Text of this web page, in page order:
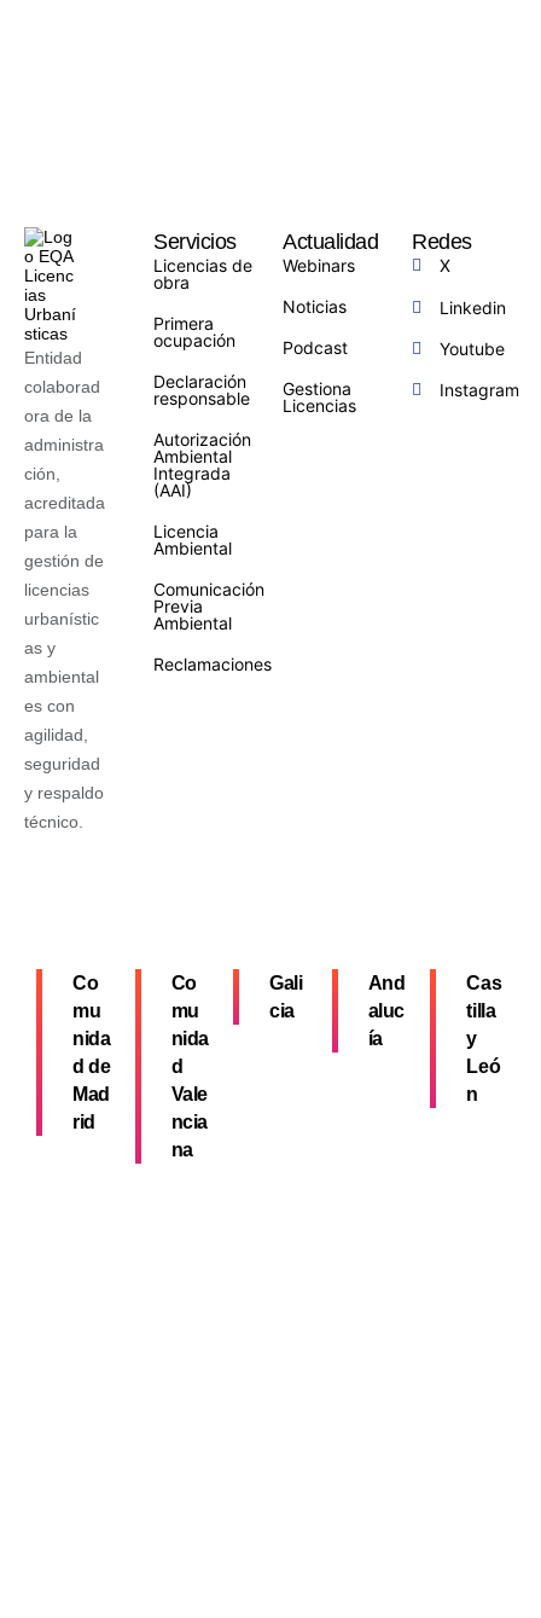
Entidad
colaborad
ora de la
administra
ción,
acreditada
para la
gestión de
licencias
urbanístic
as y
ambiental
es con
agilidad,
seguridad
y respaldo
técnico.
Servicios
Licencias de
obra
Primera
ocupación
Declaración
responsable
Autorización
Ambiental
Integrada
(AAI)
Licencia
Ambiental
Comunicación
Previa
Ambiental
Reclamaciones
Actualidad
Webinars
Noticias
Podcast
Gestiona
Licencias
Redes
X
Linkedin
Youtube
Instagram
Co
mu
nida
d de
Mad
rid
Co
mu
nida
d
Vale
ncia
na
Gali
cia
And
aluc
ía
Cas
tilla
y
Leó
n